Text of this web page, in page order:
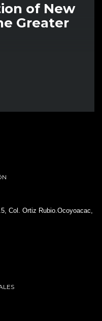
of New
Greater
Col. Ortiz Rubio.Ocoyoacac,